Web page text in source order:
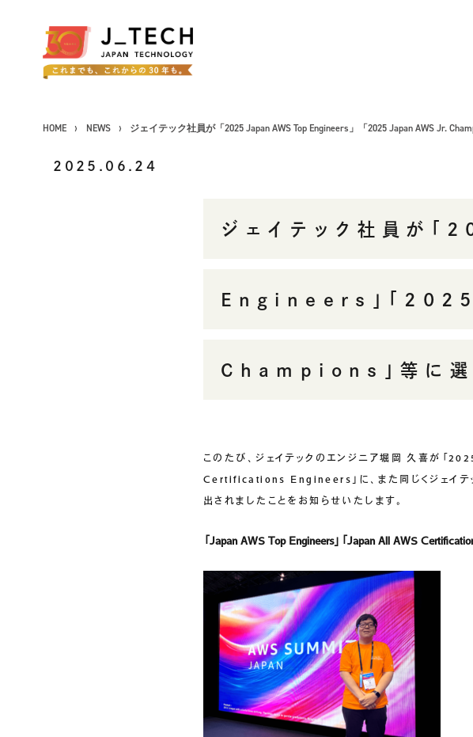
コンセプト
SUSTAINABILITY
会社情報
HOME NEWS ジェイテック社員が「2025 Japan AWS Top Engineers」「2025 Japan AWS Jr.
2025.06.24
ジェイテック社員
Engineers」「
Champions」等に選
このたび、ジェイテックのエンジニア堀岡 久喜が
Certifications Engineers」に、また同じくジェイ
出されましたことをお知らせいたします。
「Japan AWS Top Engineers」「Japan All AWS